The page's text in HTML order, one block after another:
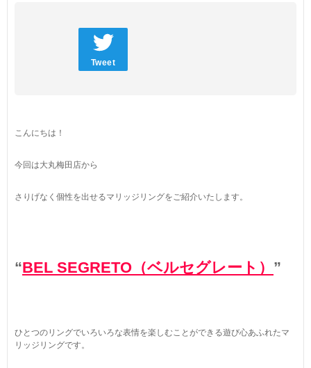
Tweet
こんにちは！
今回は大丸梅田店から
さりげなく個性を出せるマリッジリングをご紹介いたします。
“BEL SEGRETO（ベルセグレート） ”
ひとつのリングでいろいろな表情を楽しむことができる遊び心あふれたマ
リッジリングです。